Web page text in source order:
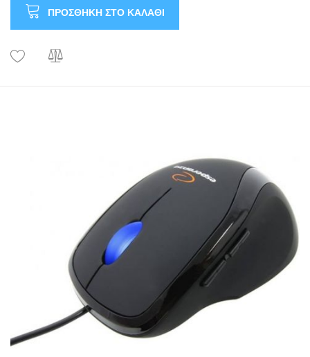
ΠΡΟΣΘΉΚΗ ΣΤΟ ΚΑΛΆΘΙ